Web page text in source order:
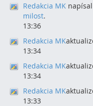
Redakcia MK
milost.
13:36
Redakcia MK
13:34
Redakcia MK
13:34
Redakcia MK
13:33